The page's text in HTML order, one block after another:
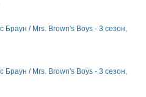
Браун / Mrs. Brown's Boys - 3 сезон,
Браун / Mrs. Brown's Boys - 3 сезон,